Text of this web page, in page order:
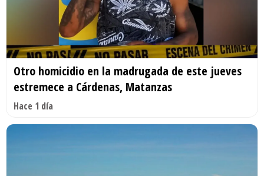
Otro homicidio en la madrugada de este jueves
estremece a Cárdenas, Matanzas
Hace 1 día